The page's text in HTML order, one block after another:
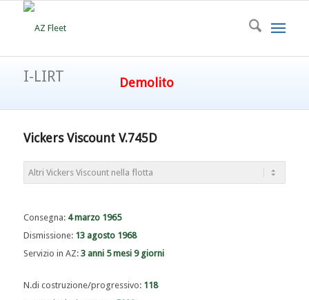
I-LIRT Demolito
Vickers Viscount V.745D
Consegna: 4 marzo 1965
Dismissione: 13 agosto 1968
Servizio in AZ: 3 anni 5 mesi 9 giorni
N.di costruzione/progressivo: 118